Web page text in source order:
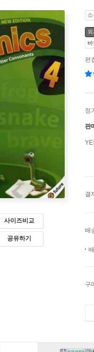
사이즈비교
공유하기
편
정
판
결
배
구